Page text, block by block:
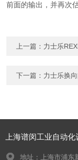
前面的输出，并再次
上一篇： 力士乐
下一篇： 力士乐换
上海谱闵工业自动
地址：上海市浦东